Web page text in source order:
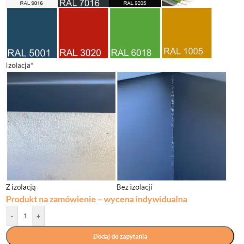
*
Izolacja
Z izolacją Bez izolacji
Produkt na zamówienie – wycena indywidualna
- +
Dodaj do zapytania